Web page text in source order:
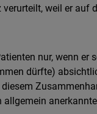
weil er auf
nur, wenn er
dürfte)